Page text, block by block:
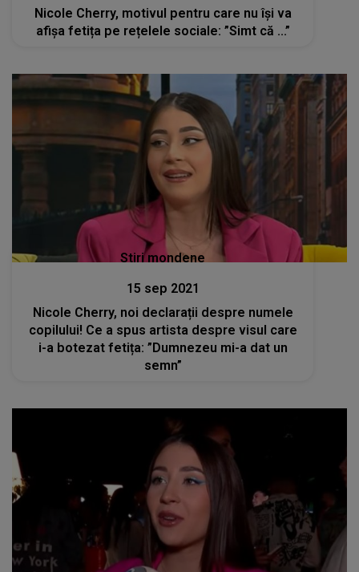
Nicole Cherry, motivul pentru care nu își va
afișa fetița pe rețelele sociale: ”Simt că ...”
Stiri mondene
15 sep 2021
Nicole Cherry, noi declarații despre numele
copilului! Ce a spus artista despre visul care
i-a botezat fetița: ”Dumnezeu mi-a dat un
semn”